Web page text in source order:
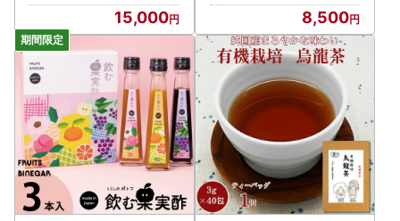
15,000 8,500